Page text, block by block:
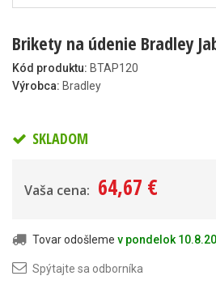
Brikety na údenie Bradley
Kód produktu: BTAP120
Výrobca: Bradley
SKLADOM
Vaša cena: 64,67 €
Tovar odošleme v pondelok
Spýtajte sa odborníka